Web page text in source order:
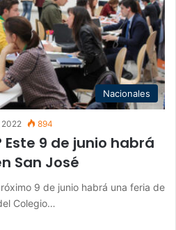
Nacionales
2022 894
9 de junio habrá
San José
9 de junio habrá una feria de
Colegio…